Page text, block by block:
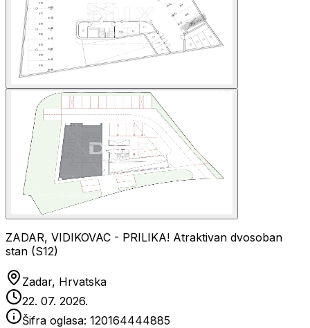
ZADAR, VIDIKOVAC - PRILIKA! Atraktivan dvosoban
stan (S12)
Zadar, Hrvatska
22. 07. 2026.
Šifra oglasa: 120164444885